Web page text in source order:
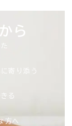
ら
寄り添う
る
方へ